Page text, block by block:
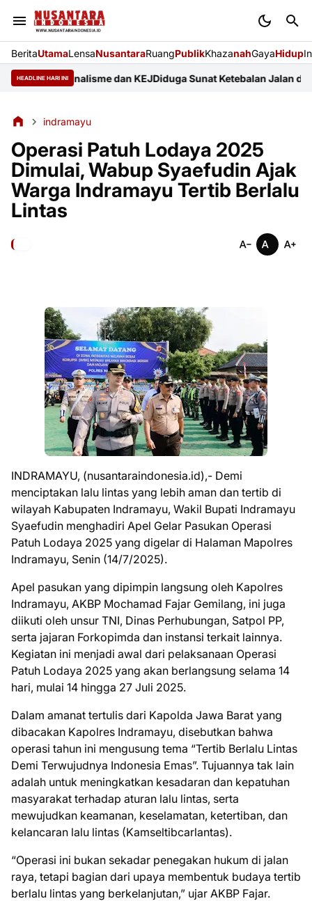
BeritaUtamaLensaNusantaraRuangPublikKhazanahGayaHidup
HEADLINE HARI INI dan KEJDiduga Sunat Ketebalan Jalan di
indramayu
Operasi Patuh Lodaya 2025
Dimulai, Wabup Syaefudin Ajak
Warga Indramayu Tertib Berlalu
Lintas
INDRAMAYU, (nusantaraindonesia.id),- Demi
menciptakan lalu lintas yang lebih aman dan tertib di
wilayah Kabupaten Indramayu, Wakil Bupati Indramayu
Syaefudin menghadiri Apel Gelar Pasukan Operasi
Patuh Lodaya 2025 yang digelar di Halaman Mapolres
Indramayu, Senin (14/7/2025).
Apel pasukan yang dipimpin langsung oleh Kapolres
Indramayu, AKBP Mochamad Fajar Gemilang, ini juga
diikuti oleh unsur TNI, Dinas Perhubungan, Satpol PP,
serta jajaran Forkopimda dan instansi terkait lainnya.
Kegiatan ini menjadi awal dari pelaksanaan Operasi
Patuh Lodaya 2025 yang akan berlangsung selama 14
hari, mulai 14 hingga 27 Juli 2025.
Dalam amanat tertulis dari Kapolda Jawa Barat yang
dibacakan Kapolres Indramayu, disebutkan bahwa
operasi tahun ini mengusung tema “Tertib Berlalu Lintas
Demi Terwujudnya Indonesia Emas”. Tujuannya tak lain
adalah untuk meningkatkan kesadaran dan kepatuhan
masyarakat terhadap aturan lalu lintas, serta
mewujudkan keamanan, keselamatan, ketertiban, dan
kelancaran lalu lintas (Kamseltibcarlantas).
“Operasi ini bukan sekadar penegakan hukum di jalan
raya, tetapi bagian dari upaya membentuk budaya tertib
berlalu lintas yang berkelanjutan,” ujar AKBP Fajar.